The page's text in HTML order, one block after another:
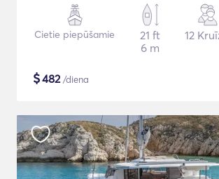
Cietie piepūšamie
21 ft
6 m
12
$482/diena